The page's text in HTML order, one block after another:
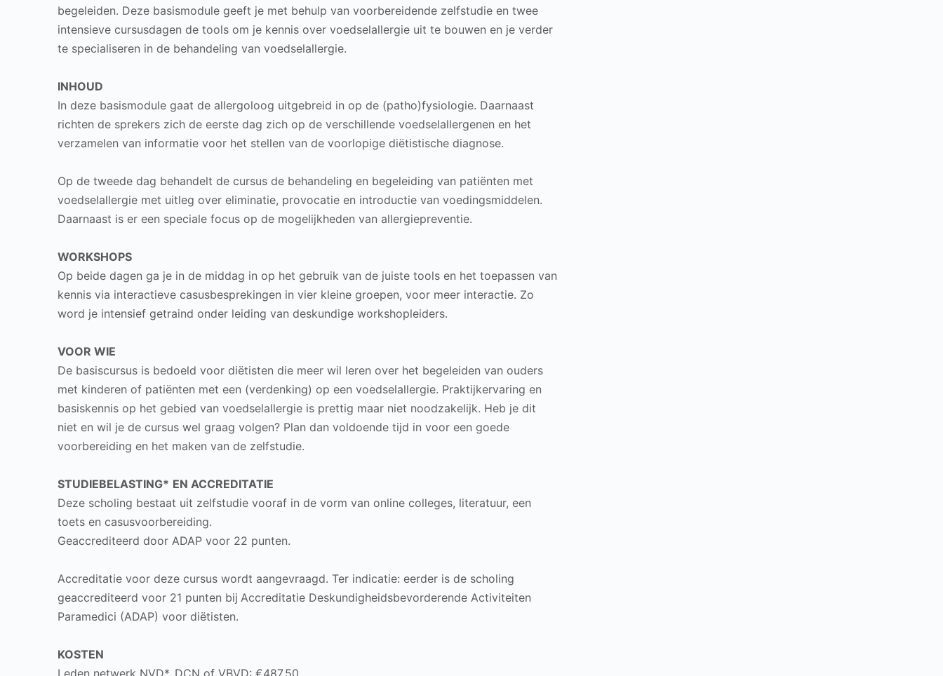
begeleiden. Deze basismodule geeft je met behulp van voorbereidende zelfstudie en twee
intensieve cursusdagen de tools om je kennis over voedselallergie uit te bouwen en je verder
te specialiseren in de behandeling van voedselallergie.
INHOUD
In deze basismodule gaat de allergoloog uitgebreid in op de (patho)fysiologie. Daarnaast
richten de sprekers zich de eerste dag zich op de verschillende voedselallergenen en het
verzamelen van informatie voor het stellen van de voorlopige diëtistische diagnose.
Op de tweede dag behandelt de cursus de behandeling en begeleiding van patiënten met
voedselallergie met uitleg over eliminatie, provocatie en introductie van voedingsmiddelen.
Daarnaast is er een speciale focus op de mogelijkheden van allergiepreventie.
WORKSHOPS
Op beide dagen ga je in de middag in op het gebruik van de juiste tools en het toepassen van
kennis via interactieve casusbesprekingen in vier kleine groepen, voor meer interactie. Zo
word je intensief getraind onder leiding van deskundige workshopleiders.
VOOR WIE
De basiscursus is bedoeld voor diëtisten die meer wil leren over het begeleiden van ouders
met kinderen of patiënten met een (verdenking) op een voedselallergie. Praktijkervaring en
basiskennis op het gebied van voedselallergie is prettig maar niet noodzakelijk. Heb je dit
niet en wil je de cursus wel graag volgen? Plan dan voldoende tijd in voor een goede
voorbereiding en het maken van de zelfstudie.
STUDIEBELASTING* EN ACCREDITATIE
Deze scholing bestaat uit zelfstudie vooraf in de vorm van online colleges, literatuur, een
toets en casusvoorbereiding.
Geaccrediteerd door ADAP voor 22 punten.
Accreditatie voor deze cursus wordt aangevraagd. Ter indicatie: eerder is de scholing
geaccrediteerd voor 21 punten bij Accreditatie Deskundigheidsbevorderende Activiteiten
Paramedici (ADAP) voor diëtisten.
KOSTEN
Leden netwerk NVD*, DCN of VBVD: €487,50